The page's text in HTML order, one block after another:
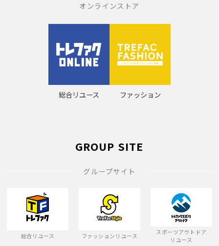
オンラインストア
総合リユース ファッション
GROUP SITE
グループサイト
総合リユース ファッションリユース
スポーツアウトドア
リユース